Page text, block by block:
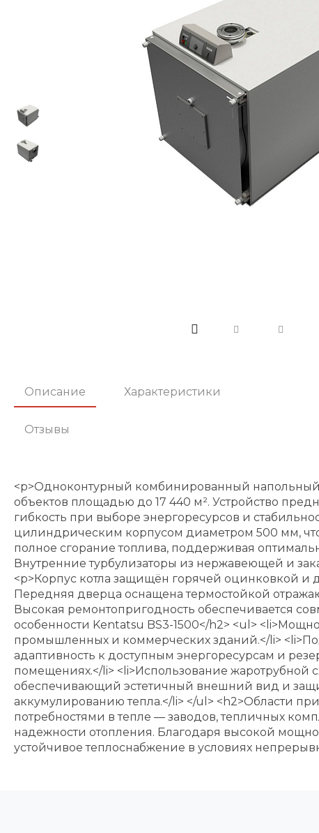
Описание Характеристики
Отзывы
<p>Одноконтурный комбинированный напольный
объектов площадью до 17 440 м². Устройство
гибкость при выборе энергоресурсов и
цилиндрическим корпусом диаметром 500 мм, что
полное сгорание топлива, поддерживая
Внутренние турбулизаторы из нержавеющей и
<p>Корпус котла защищён горячей оцинковкой и
Передняя дверца оснащена термостойкой
Высокая ремонтопригодность обеспечивается
особенности Kentatsu BS3-1500</h2> <ul>
промышленных и коммерческих зданий.</li>
адаптивность к доступным энергоресурсам и
помещениях.</li> <li>Использование жаротрубной
обеспечивающий эстетичный внешний вид и
аккумулированию тепла.</li> </ul> <h2>Области
потребностями в тепле — заводов, тепличных
надежности отопления. Благодаря высокой
устойчивое теплоснабжение в условиях